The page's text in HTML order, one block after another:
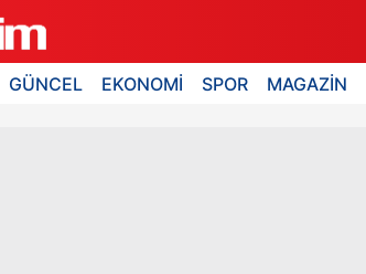
GÜNCEL EKONOMİ SPOR MAGAZİN